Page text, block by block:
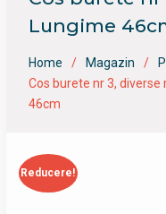
Lungime
Home Magazin
Cos burete nr 3,
46cm
Reducere!